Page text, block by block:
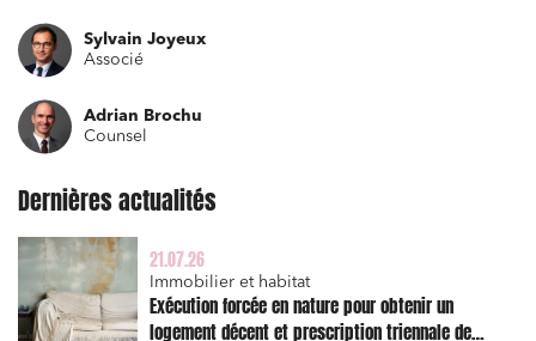
Sylvain Joyeux
Associé
Adrian Brochu
Counsel
Dernières actualités
21.07.26
Immobilier et habitat
Exécution forcée en nature pour obtenir un
logement décent et prescription triennale de